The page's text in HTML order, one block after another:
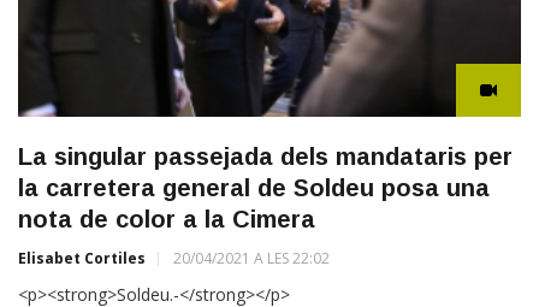
La singular passejada dels mandataris per
la carretera general de Soldeu posa una
nota de color a la Cimera
Elisabet Cortiles 20/04/2021 A LES 22:02
<p><strong>Soldeu.-</strong></p>